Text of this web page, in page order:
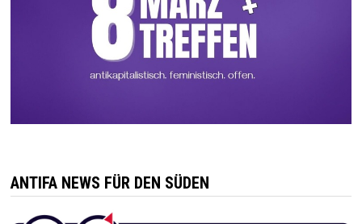
ANTIFA NEWS FÜR DEN SÜDEN